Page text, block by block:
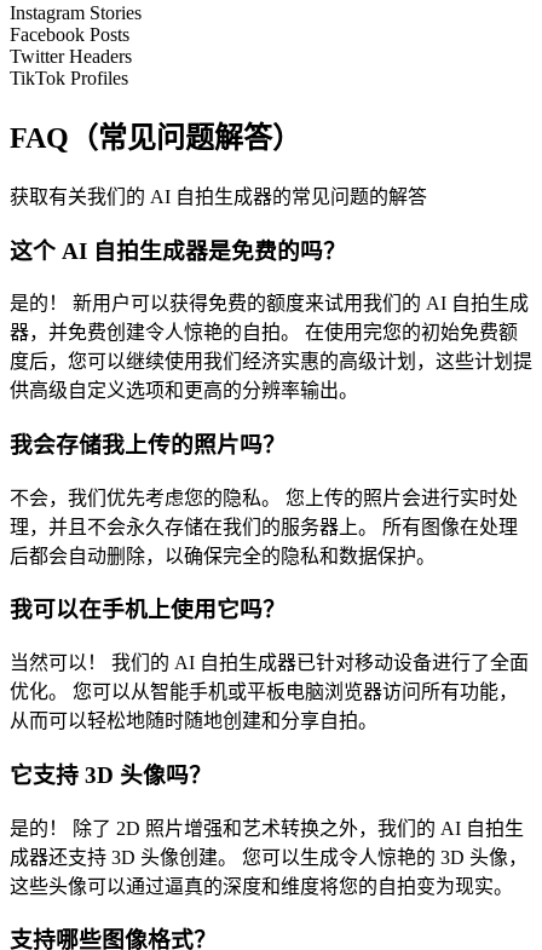
Instagram Stories
Facebook Posts
Twitter Headers
TikTok Profiles
FAQ（常见问题解答）
获取有关我们的 AI 自拍生成器的常见问题的解答
这个 AI 自拍生成器是免费的吗？
是的！ 新用户可以获得免费的额度来试用我们的 AI 自拍生成
器，并免费创建令人惊艳的自拍。 在使用完您的初始免费额
度后，您可以继续使用我们经济实惠的高级计划，这些计划提
供高级自定义选项和更高的分辨率输出。
我会存储我上传的照片吗？
不会，我们优先考虑您的隐私。 您上传的照片会进行实时处
理，并且不会永久存储在我们的服务器上。 所有图像在处理
后都会自动删除，以确保完全的隐私和数据保护。
我可以在手机上使用它吗？
当然可以！ 我们的 AI 自拍生成器已针对移动设备进行了全面
优化。 您可以从智能手机或平板电脑浏览器访问所有功能，
从而可以轻松地随时随地创建和分享自拍。
它支持 3D 头像吗？
是的！ 除了 2D 照片增强和艺术转换之外，我们的 AI 自拍生
成器还支持 3D 头像创建。 您可以生成令人惊艳的 3D 头像，
这些头像可以通过逼真的深度和维度将您的自拍变为现实。
支持哪些图像格式？